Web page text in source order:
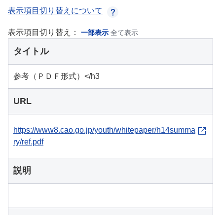
表示項目切り替えについて
表示項目切り替え： 一部表示 全て表示
タイトル
参考（ＰＤＦ形式）</h3
URL
https://www8.cao.go.jp/youth/whitepaper/h14summa
ry/ref.pdf
説明